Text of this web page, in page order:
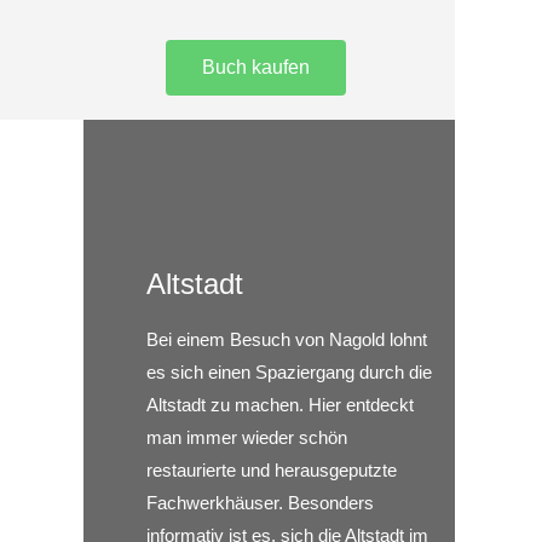
Buch kaufen
Altstadt
Bei einem Besuch von Nagold lohnt
es sich einen Spaziergang durch die
Altstadt zu machen. Hier entdeckt
man immer wieder schön
restaurierte und herausgeputzte
Fachwerkhäuser. Besonders
informativ ist es, sich die Altstadt im